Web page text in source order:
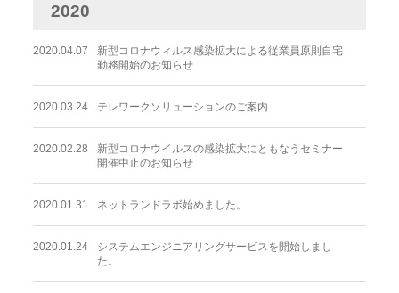
2020
2020.04.07
新型コロナウィルス感染拡大による従業員原則自宅
勤務開始のお知らせ
2020.03.24 テレワークソリューションのご案内
2020.02.28
新型コロナウイルスの感染拡大にともなうセミナー
開催中止のお知らせ
2020.01.31 ネットランドラボ始めました。
2020.01.24
システムエンジニアリングサービスを開始しまし
た。